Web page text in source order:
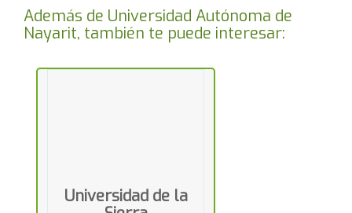
Además de Universidad Autónoma de
Nayarit, también te puede interesar:
Universidad de la